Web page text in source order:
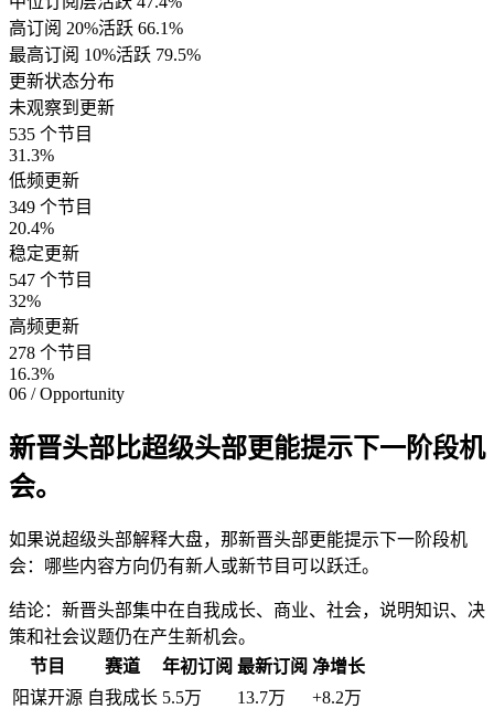
高订阅 20%活跃 66.1%
最高订阅 10%活跃 79.5%
更新状态分布
未观察到更新
535 个节目
31.3%
低频更新
349 个节目
20.4%
稳定更新
547 个节目
32%
高频更新
278 个节目
16.3%
06 / Opportunity
新晋头部比超级头部更能提示下一阶段机
会。
如果说超级头部解释大盘，那新晋头部更能提示下一阶段机
会：哪些内容方向仍有新人或新节目可以跃迁。
结论：新晋头部集中在自我成长、商业、社会，说明知识、决
策和社会议题仍在产生新机会。
节目
赛道 年初订阅 最新订阅 净增长
阳谋开源 自我成长 5.5万 13.7万 +8.2万